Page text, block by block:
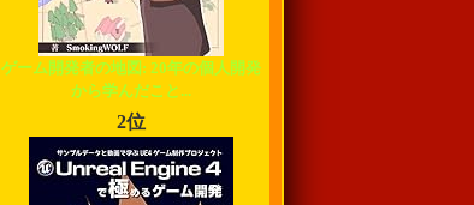
ゲーム開発者の地図: 20年の個人開発
から学んだこと...
2位